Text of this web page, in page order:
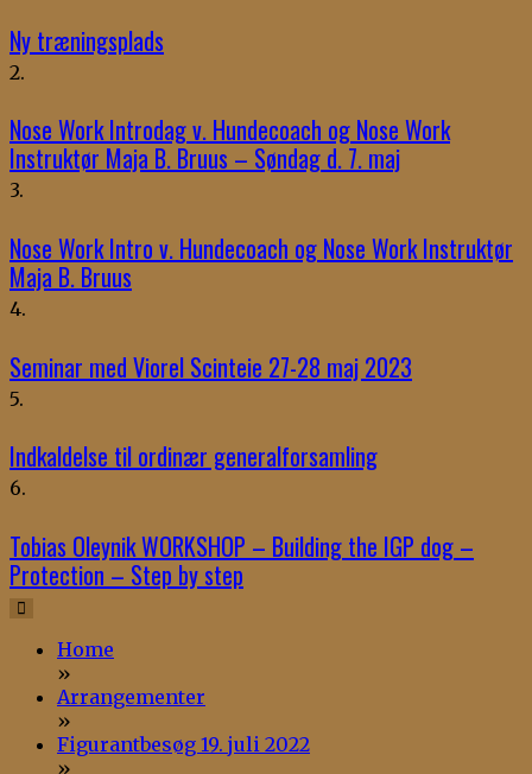
Ny træningsplads
2.
Nose Work Introdag v. Hundecoach og Nose Work
Instruktør Maja B. Bruus – Søndag d. 7. maj
3.
Nose Work Intro v. Hundecoach og Nose Work Instruktør
Maja B. Bruus
4.
Seminar med Viorel Scinteie 27-28 maj 2023
5.
Indkaldelse til ordinær generalforsamling
6.
Tobias Oleynik WORKSHOP – Building the IGP dog –
Protection – Step by step
Home
»
Arrangementer
»
Figurantbesøg 19. juli 2022
»